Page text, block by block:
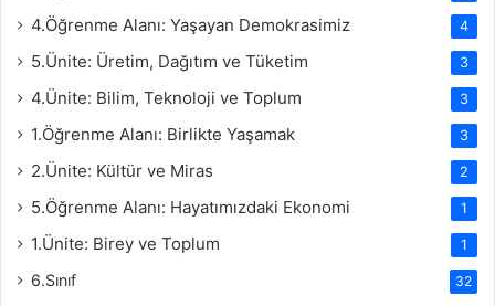
4.Öğrenme Alanı: Yaşayan Demokrasimiz 4
5.Ünite: Üretim, Dağıtım ve Tüketim 3
4.Ünite: Bilim, Teknoloji ve Toplum 3
1.Öğrenme Alanı: Birlikte Yaşamak 3
2.Ünite: Kültür ve Miras 2
5.Öğrenme Alanı: Hayatımızdaki Ekonomi 1
1.Ünite: Birey ve Toplum 1
6.Sınıf 32